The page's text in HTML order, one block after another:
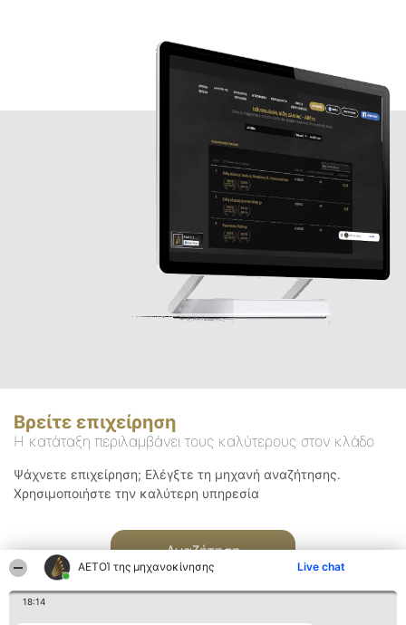
ΑΕΤΟΊ της μηχανοκίνησης Live chat
18:14
Βρείτε επιχείρηση
Η κατάταξη περιλαμβάνει τους καλύτερους στον κλάδο
Ψάχνετε επιχείρηση; Ελέγξτε τη μηχανή αναζήτησης.
Χρησιμοποιήστε την καλύτερη υπηρεσία
Αναζήτηση